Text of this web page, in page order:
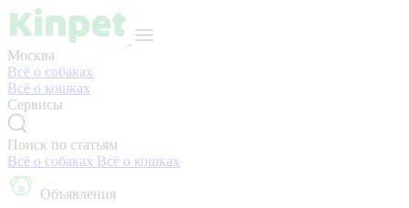
Москва
Всё о собаках
Всё о кошках
Сервисы
Поиск по статьям
Всё о собаках Всё о кошках
Объявления